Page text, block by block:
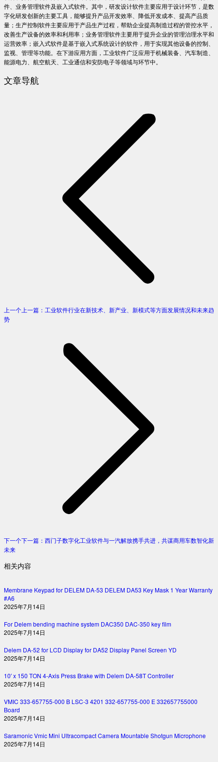
件、业务管理软件及嵌入式软件。其中，研发设计软件主要应用于设计环节，是数
字化研发创新的主要工具，能够提升产品开发效率、降低开发成本、提高产品质
量；生产控制软件主要应用于产品生产过程，帮助企业提高制造过程的管控水平，
改善生产设备的效率和利用率；业务管理软件主要用于提升企业的管理治理水平和
运营效率；嵌入式软件是基于嵌入式系统设计的软件，用于实现其他设备的控制、
监视、管理等功能。在下游应用方面，工业软件广泛应用于机械装备、汽车制造、
能源电力、航空航天、工业通信和安防电子等领域与环节中。
文章导航
上一个 上一篇： 工业软件行业在新技术、新产业、新模式等方面发展情况和未来趋
势
下一个下一篇： 西门子数字化工业软件与一汽解放携手共进，共谋商用车数智化新
未来
相关内容
Membrane Keypad for DELEM DA-53 DELEM DA53 Key Mask 1 Year Warranty
#A6
2025年7月14日
For Delem bending machine system DAC350 DAC-350 key film
2025年7月14日
Delem DA-52 for LCD Display for DA52 Display Panel Screen YD
2025年7月14日
10′ x 150 TON 4-Axis Press Brake with Delem DA-58T Controller
2025年7月14日
VMIC 333-657755-000 B LSC-3 4201 332-657755-000 E 332657755000
Board
2025年7月14日
Saramonic Vmic Mini Ultracompact Camera Mountable Shotgun Microphone
2025年7月14日